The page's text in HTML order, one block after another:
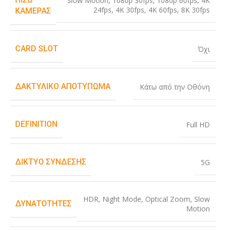
ΚΆΜΕΡΑΣ
24fps, 4K 30fps, 4K 60fps, 8K 30fps
CARD SLOT Όχι
ΔΑΚΤΥΛΙΚΌ ΑΠΟΤΎΠΩΜΑ Κάτω από την Οθόνη
DEFINITION Full HD
ΔΊΚΤΥΟ ΣΎΝΔΕΣΗΣ 5G
ΔΥΝΑΤΌΤΗΤΕΣ HDR, Night Mode, Optical Zoom, Slow
Motion